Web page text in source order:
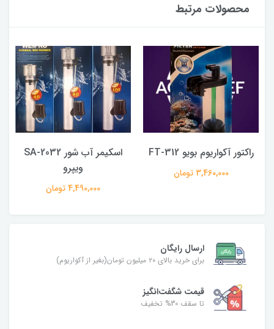
محصولات مرتبط
راکتور آکواریوم بویو FT-312
3,460,000 تومان
اسکیمر آب شور SA-2032
ویپرو
4,490,000 تومان
ارسال رایگان
برای خرید بالای ۲۰ میلیون تومان(بغیر از آکواریوم)
قیمت شگفت‌انگیز
تا سقف 30% تخفیف